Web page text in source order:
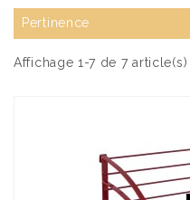
Pertinence
Affichage 1-7 de 7 article(s)